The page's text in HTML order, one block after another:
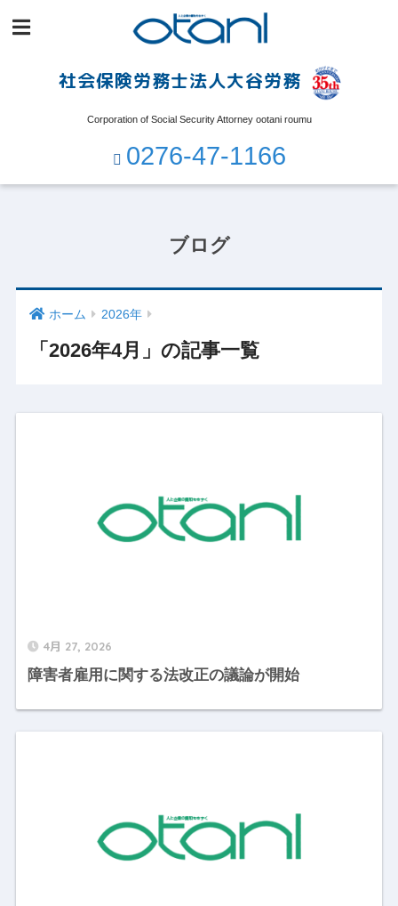
社会保険労務士法人大谷労務
Corporation of Social Security Attorney ootani roumu
0276-47-1166
ブログ
ホーム 2026年
「2026年4月」の記事一覧
4月 27, 2026
障害者雇用に関する法改正の議論が開始